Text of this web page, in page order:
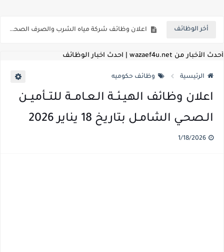
أخر الوظائف بداية من شهر يوليو الجاري .. تعرف علي قيمة زيادة المرتبات والحد الادني للأجور لجميع الدرجات بعد النشر بالجريدة الرسمية
اعلان وظائف وزارة التعليم العالي " جامعة سمنود " للمؤهلات العليا والمتوسطة والدبلومات والعمال والفنيين والتقديم حتي 9 يوليو 2026
أحدث الأخبار من wazaef4u.net | احدث اخبار الوظائف
الرئيسية وظائف حكوميه
اعلان وظائف الهيـئــة الـعـامــة للتــأميــن
الـصحـي الشامـل بتاريخ 18 يناير 2026